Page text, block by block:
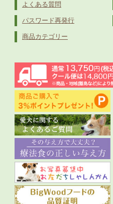
よくある質問
パスワード再発行
商品カテゴリー